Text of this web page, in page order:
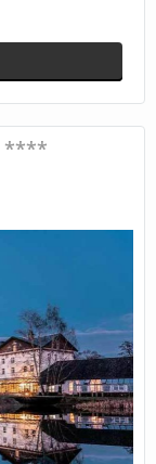
****